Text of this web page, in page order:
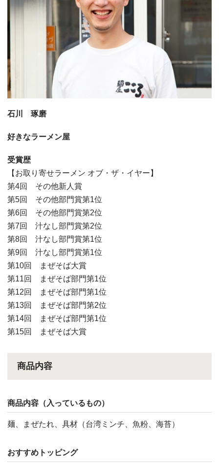
石川 琢磨
好きなラーメン屋
受賞歴
【お取り寄せラーメン オブ・ザ・イヤー】
第4回 その他新人賞
第5回 その他部門賞第1位
第6回 その他部門賞第2位
第7回 汁なし部門賞第2位
第8回 汁なし部門賞第1位
第9回 汁なし部門賞第1位
第10回 まぜそば大賞
第11回 まぜそば部門第1位
第12回 まぜそば部門第1位
第13回 まぜそば部門第2位
第14回 まぜそば部門第1位
第15回 まぜそば大賞
商品内容
商品内容（入っているもの）
麺、まぜたれ、具材（台湾ミンチ、魚粉、海苔）
おすすめトッピング